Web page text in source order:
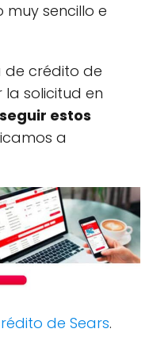
muy sencillo e
de crédito de
la solicitud en
seguir estos
a
de Sears.